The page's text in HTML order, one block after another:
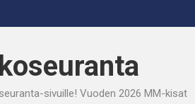
sivuille! Vuoden 2026 MM-kisat